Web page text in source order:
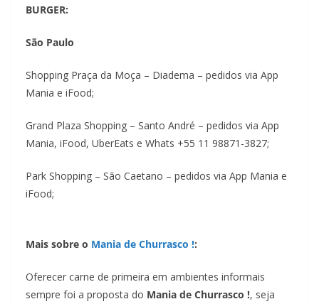
BURGER:
São Paulo
Shopping Praça da Moça – Diadema – pedidos via App
Mania e iFood;
Grand Plaza Shopping – Santo André – pedidos via App
Mania, iFood, UberEats e Whats +55 11 98871-3827;
Park Shopping – São Caetano – pedidos via App Mania e
iFood;
Mais sobre o Mania de Churrasco !:
Oferecer carne de primeira em ambientes informais
sempre foi a proposta do Mania de Churrasco !, seja